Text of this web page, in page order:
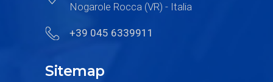
Nogarole Rocca (VR) - Italia
+39 045 6339911
Sitemap